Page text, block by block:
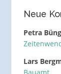
Neue
Petra
Lars